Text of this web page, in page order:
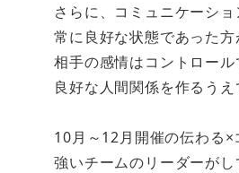
さらに、コミュニケーショ
常に良好な状態であった
相手の感情はコントロール
良好な人間関係を作るう
10月～12月開催の伝わる
強いチームのリーダーが